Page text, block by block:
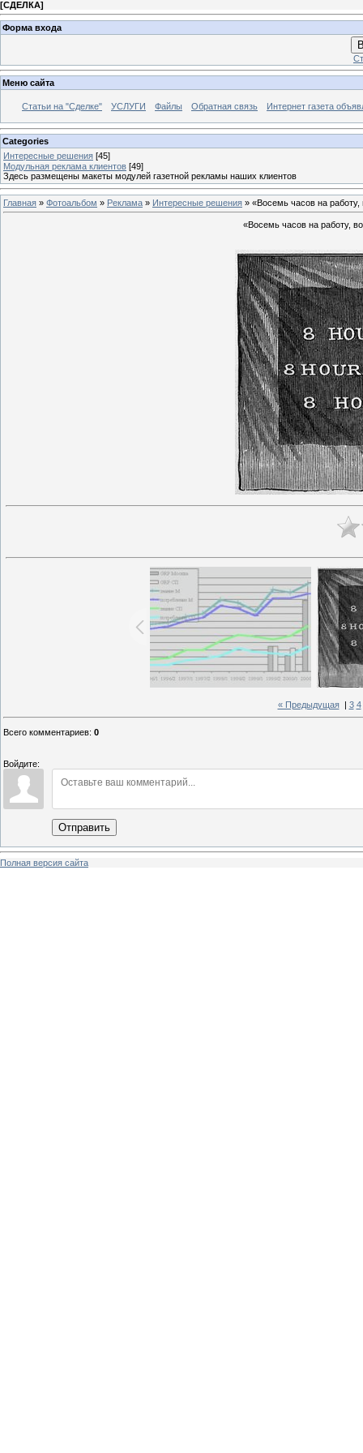
[СДЕЛКА]
Форма входа
Меню сайта
Статьи на "Сделке" УСЛУГИ Файлы Обратная связь Интернет газета
Categories
Интересные решения [45]
Модульная реклама клиентов [49]
Здесь размещены макеты модулей газетной рекламы наших клиентов
Главная » Фотоальбом » Реклама » Интересные решения » «Восемь часов на
«Восемь часов на работу,
« Предыдущая| 3 4
Всего комментариев: 0
Войдите:
Отправить
Полная версия сайта